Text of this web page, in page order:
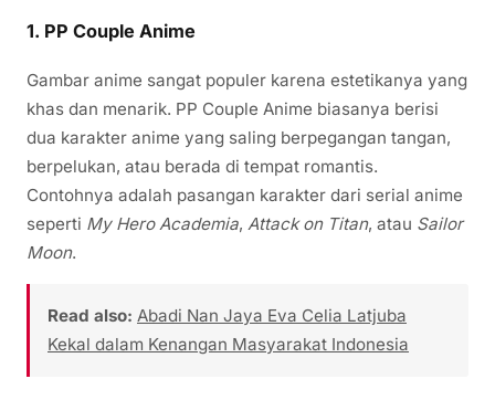
1. PP Couple Anime
Gambar anime sangat populer karena estetikanya yang
khas dan menarik. PP Couple Anime biasanya berisi
dua karakter anime yang saling berpegangan tangan,
berpelukan, atau berada di tempat romantis.
Contohnya adalah pasangan karakter dari serial anime
seperti My Hero Academia, Attack on Titan, atau Sailor
Moon.
Read also: Abadi Nan Jaya Eva Celia Latjuba
Kekal dalam Kenangan Masyarakat Indonesia